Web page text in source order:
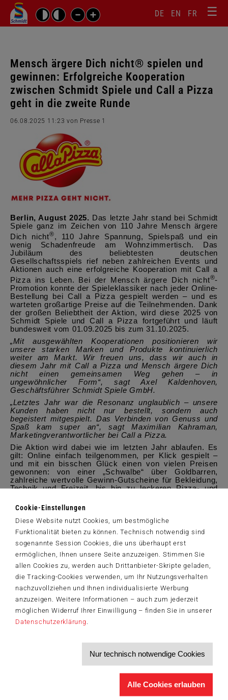
Cookie-Einstellungen
Diese Website nutzt Cookies, um bestmögliche
Funktionalität bieten zu können. Technisch notwendig sind
sogenannte Session Cookies, die uns überhaupt erst
ermöglichen, Ihnen unsere Seite anzuzeigen. Stimmen Sie
allen Cookies zu, werden auch Drittanbieter-Skripte geladen,
die Tracking-Cookies verwenden, um Ihr Nutzungsverhalten
nachzuvollziehen und Ihnen individualisierte Werbung
anzuzeigen. Weitere Informationen – auch zum jederzeit
möglichen Widerruf Ihrer Einwilligung – finden Sie in unserer
Datenschutzerklärung
Nur technisch notwendige Cookies
Alle Cookies erlauben
☰
DE EN FR
Suchbegriffe
Mensch ärgere Dich nicht® spielen und
gewinnen: Erfolgreiche Kooperation
zwischen Schmidt Spiele und Call a Pizza
geht in die zweite Runde
06.08.2025 11:23 von Presse 1
Berlin, August 2025. Das letzte Jahr stand bei Schmidt
Spiele ganz im Zeichen von 110 Jahre Mensch ärgere
Dich nicht®, 110 Jahre Spannung, Spielspaß und ein
wenig Schadenfreude am Wohnzimmertisch. Das
Jubiläum des beliebtesten deutschen
Gesellschaftsspiels rief neben zahlreichen Events und
Aktionen auch eine erfolgreiche Kooperation mit Call a
Pizza ins Leben. Bei der Mensch ärgere Dich nicht®-
Promotion konnte der Spieleklassiker nach jeder Online-
Bestellung bei Call a Pizza gespielt werden – und es
warteten großartige Preise auf die Teilnehmenden. Dank
der großen Beliebtheit der Aktion, wird diese 2025 von
Schmidt Spiele und Call a Pizza fortgeführt und läuft
bundesweit vom 01.09.2025 bis zum 31.10.2025.
„Mit ausgewählten Kooperationen positionieren wir
unsere starken Marken und Produkte kontinuierlich
weiter am Markt. Wir freuen uns, dass wir auch in
diesem Jahr mit Call a Pizza und Mensch ärgere Dich
nicht einen gemeinsamen Weg gehen – in
ungewöhnlicher Form“, sagt Axel Kaldenhoven,
Geschäftsführer Schmidt Spiele GmbH.
„Letztes Jahr war die Resonanz unglaublich – unsere
Kunden haben nicht nur bestellt, sondern auch
begeistert mitgespielt. Das Verbinden von Genuss und
Spaß kam super an“, sagt Maximilian Kahraman,
Marketingverantwortlicher bei Call a Pizza.
Die Aktion wird dabei wie im letzten Jahr ablaufen. Es
gilt: Online einfach teilgenommen, per Klick gespielt –
und mit ein bisschen Glück einen von vielen Preisen
gewonnen: von einer „Schwalbe“ über Goldbarren,
zahlreiche wertvolle Gewinn-Gutscheine für Bekleidung,
Technik und Freizeit, bis hin zu leckeren Pizza- und
Bei 113.148 Spielepartien wurde 2024 mit Spaß
gewürfelt, gezogen und geschmissen. Jede Menge
hochwertige Überraschungen wurden dabei abgeräumt,
wobei insgesamt Preise im Wert von über 400.000 Euro
verschenkt wurden, an 52.016 glückliche
Gewinner:innen.
PM_Schmidt Spiele_Kooperation mit Call a Pizza.pdf(299,6 KiB)
Der Schmidt-Spiele-Newsletter
®Spiele – und sichern Sie sich einen
Produktneuheiten und Sortimentserweiterungen